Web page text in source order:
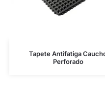
Tapete Antifatiga
Perforado